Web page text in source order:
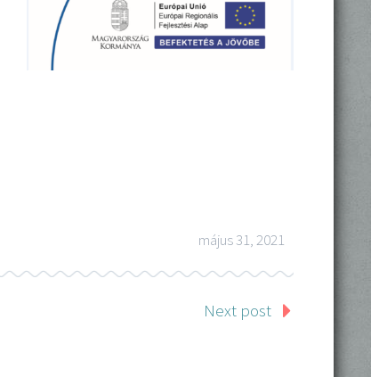
május 31, 2021
Next post